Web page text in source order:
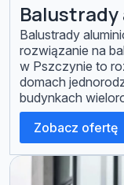
Balustrady
Balustrady
rozwiązanie na
w Pszczynie to
domach
budynkach
lekkiego i
zachować
konserwacji.
wymiar,
warunków
Zobacz ofertę